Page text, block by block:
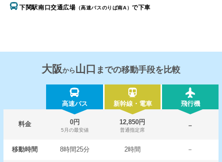
下関駅南口交通広場 （高速バスのりば南A）で下車
大阪から山口 までの移動手段を比較
高速バス 新幹線・電車 飛行機
料金 0円
5月の最安値
12,850円
普通指定席
－
移動時間 8時間25分 2時間 －